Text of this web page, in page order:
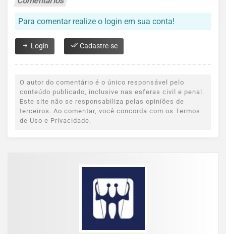
Para comentar realize o login em sua conta!
Login Cadastre-se
O autor do comentário é o único responsável pelo
conteúdo publicado, inclusive nas esferas civil e penal.
Este site não se responsabiliza pelas opiniões de
terceiros. Ao comentar, você concorda com os Termos
de Uso e Privacidade.